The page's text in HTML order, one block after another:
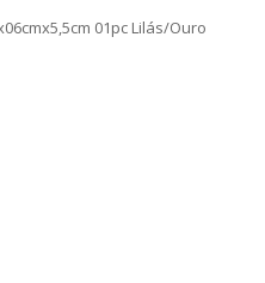
01pc Lilás/Ouro